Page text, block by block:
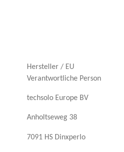
Hersteller / EU
Verantwortliche Person
techsolo Europe BV
Anholtseweg 38
7091 HS Dinxperlo